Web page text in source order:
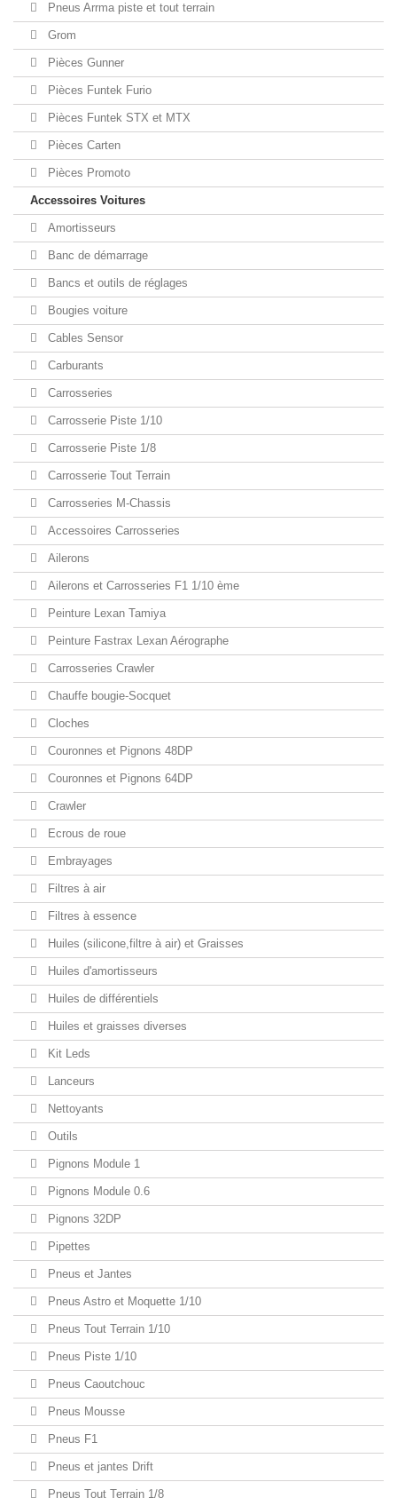
Pneus Arrma piste et tout terrain
Grom
Pièces Gunner
Pièces Funtek Furio
Pièces Funtek STX et MTX
Pièces Carten
Pièces Promoto
Accessoires Voitures
Amortisseurs
Banc de démarrage
Bancs et outils de réglages
Bougies voiture
Cables Sensor
Carburants
Carrosseries
Carrosserie Piste 1/10
Carrosserie Piste 1/8
Carrosserie Tout Terrain
Carrosseries M-Chassis
Accessoires Carrosseries
Ailerons
Ailerons et Carrosseries F1 1/10 ème
Peinture Lexan Tamiya
Peinture Fastrax Lexan Aérographe
Carrosseries Crawler
Chauffe bougie-Socquet
Cloches
Couronnes et Pignons 48DP
Couronnes et Pignons 64DP
Crawler
Ecrous de roue
Embrayages
Filtres à air
Filtres à essence
Huiles (silicone,filtre à air) et Graisses
Huiles d'amortisseurs
Huiles de différentiels
Huiles et graisses diverses
Kit Leds
Lanceurs
Nettoyants
Outils
Pignons Module 1
Pignons Module 0.6
Pignons 32DP
Pipettes
Pneus et Jantes
Pneus Astro et Moquette 1/10
Pneus Tout Terrain 1/10
Pneus Piste 1/10
Pneus Caoutchouc
Pneus Mousse
Pneus F1
Pneus et jantes Drift
Pneus Tout Terrain 1/8